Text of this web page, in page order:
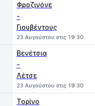
Φροζινόνε
-
Γιουβέντους
23 Αυγούστου στις 19:30
Βενέτσια
-
Λέτσε
23 Αυγούστου στις 19:30
Τορίνο